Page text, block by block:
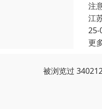
注
江
25-
更
被浏览过